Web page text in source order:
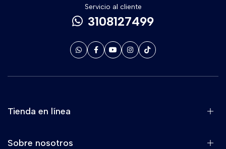
Servicio al cliente
3108127499
Tienda en línea
Sobre nosotros